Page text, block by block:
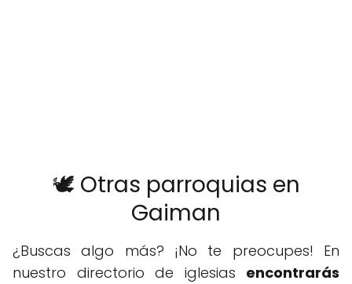
🕊️ Otras parroquias en
Gaiman
¿Buscas algo más? ¡No te preocupes! En
nuestro directorio de iglesias encontrarás